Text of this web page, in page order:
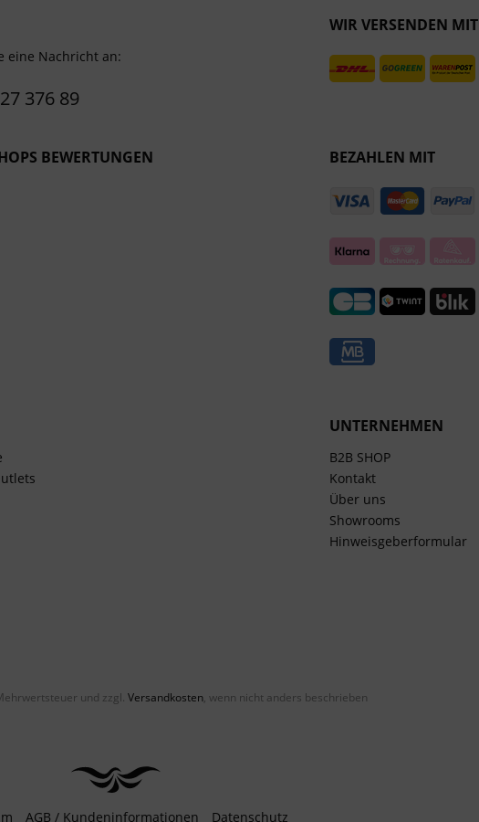
eine Nachricht an:
376 89
WIR VERSENDEN MIT
BEWERTUNGEN BEZAHLEN MIT
UNTERNEHMEN
B2B SHOP
Kontakt
Über uns
Showrooms
Hinweisgeberformular
und zzgl. Versandkosten, wenn nicht anders beschrieben
AGB / Kundeninformationen Datenschutz